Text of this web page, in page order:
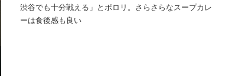
渋谷でも十分戦える」とポロリ。さらさらなスープカレ
ーは食後感も良い